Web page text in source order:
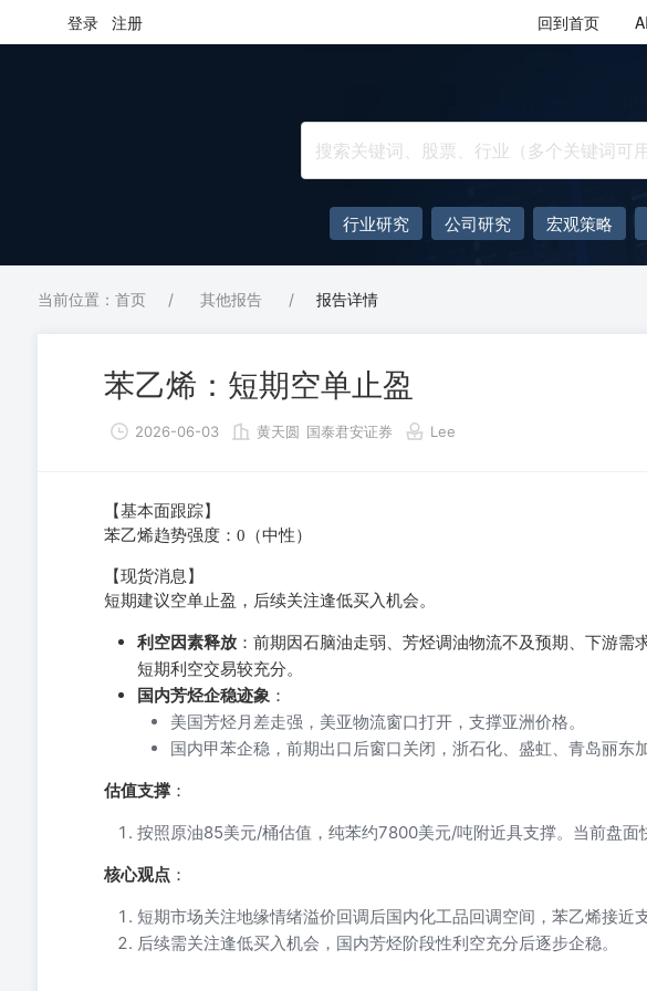
登录 注册 回到首页 AI
行业研究 公司研究 宏观策略
当前位置：首页 / 其他报告 / 报告详情
苯乙烯：短期空单止盈
2026-06-03 黄天圆 国泰君安证券 Lee
【基本面跟踪】
苯乙烯趋势强度：0（中性）
【现货消息】
短期建议空单止盈，后续关注逢低买入机会。
利空因素释放 ：前期因石脑油走弱、芳烃调油物流不及预期、下游需
短期利空交易较充分。
国内芳烃企稳迹象 ：
美国芳烃月差走强，美亚物流窗口打开，支撑亚洲价格。
国内甲苯企稳，前期出口后窗口关闭，浙石化、盛虹、青岛丽东
估值支撑 ：
按照原油85美元/桶估值，纯苯约7800美元/吨附近具支撑。当前盘面
核心观点 ：
短期市场关注地缘情绪溢价回调后国内化工品回调空间，苯乙烯接近
后续需关注逢低买入机会，国内芳烃阶段性利空充分后逐步企稳。